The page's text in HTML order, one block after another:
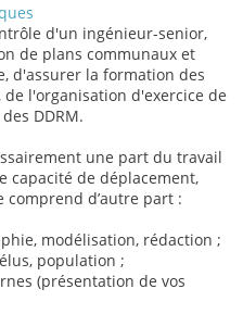
d'un ingénieur-senior,
de plans communaux et
d'assurer la formation des
l'organisation d'exercice de
DDRM.
une part du travail
capacité de déplacement,
comprend d’autre part :
modélisation, rédaction ;
population ;
(présentation de vos